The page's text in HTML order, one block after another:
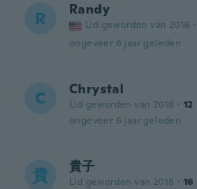
R Randy
Lid geworden van 2016 ·
ongeveer 6 jaar geleden
C Chrystal
Lid geworden van 2018 · 12
ongeveer 6 jaar geleden
貴 貴子
Lid geworden van 2018 · 16